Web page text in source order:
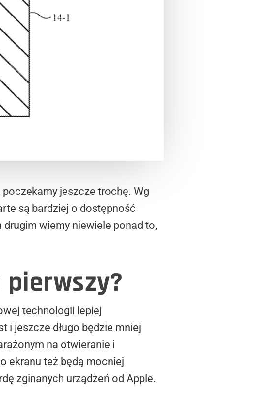
poczekamy jeszcze trochę. Wg
są bardziej o dostępność
drugim wiemy niewiele ponad to,
pierwszy?
technologii lepiej
i jeszcze długo będzie mniej
na otwieranie i
ekranu też będą mocniej
zginanych urządzeń od Apple.